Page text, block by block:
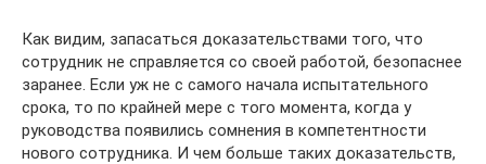
Как видим, запасаться доказательствами того, что
сотрудник не справляется со своей работой, безопаснее
заранее. Если уж не с самого начала испытательного
срока, то по крайней мере с того момента, когда у
руководства появились сомнения в компетентности
нового сотрудника. И чем больше таких доказательств,